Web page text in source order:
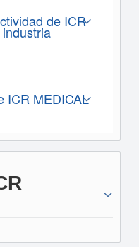
de ICR
ICR MEDICAL